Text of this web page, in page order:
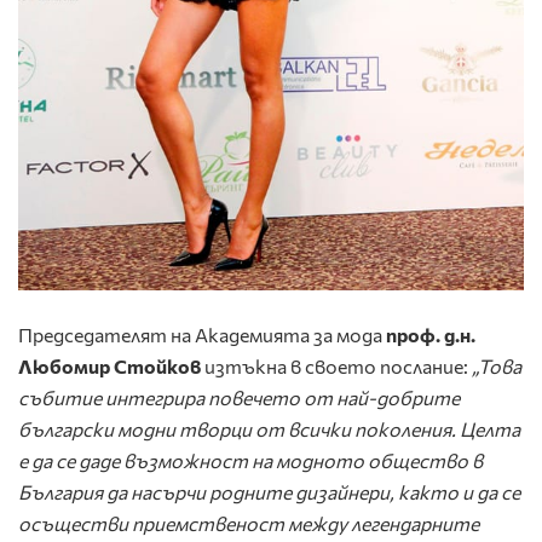
Председателят на Академията за мода проф. д.н.
Любомир Стойков изтъкна в своето послание: „Това
събитие интегрира повечето от най-добрите
български модни творци от всички поколения. Целта
е да се даде възможност на модното общество в
България да насърчи родните дизайнери, както и да се
осъществи приемственост между легендарните